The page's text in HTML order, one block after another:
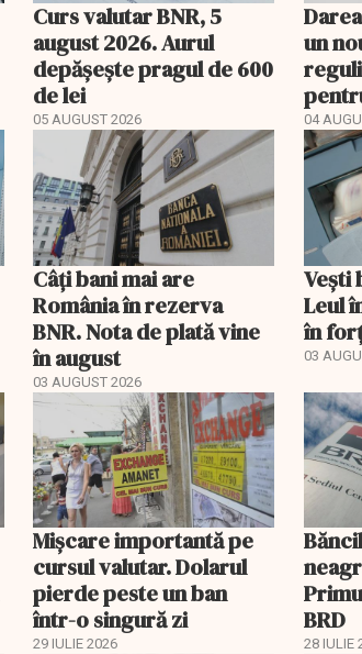
Curs valutar BNR, 5
august 2026. Aurul
depășește pragul de 600
de lei
05 AUGUST 2026
un
04
Câți bani mai are
România în rezerva
BNR. Nota de plată vine
în august
03 AUGUST 2026
Vești
Leul
în
03
Mișcare importantă pe
cursul valutar. Dolarul
pierde peste un ban
într-o singură zi
29 IULIE 2026
BRD
28 IULIE